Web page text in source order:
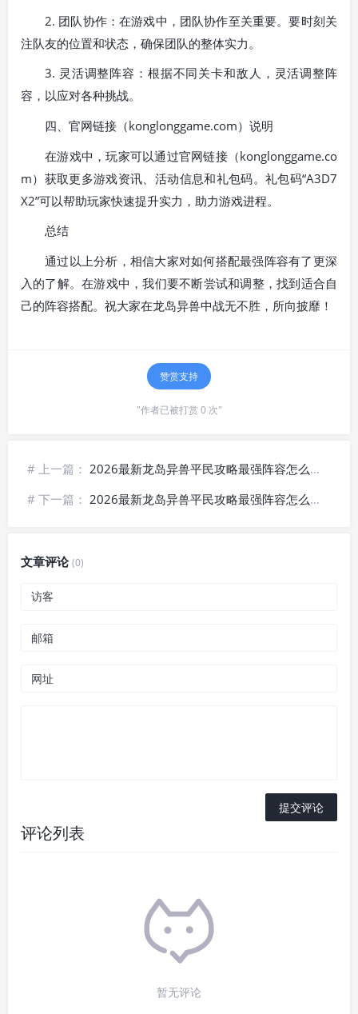
2. 团队协作：在游戏中，团队协作至关重要。要时刻关
注队友的位置和状态，确保团队的整体实力。
3. 灵活调整阵容：根据不同关卡和敌人，灵活调整阵
容，以应对各种挑战。
四、官网链接（konglonggame.com）说明
在游戏中，玩家可以通过官网链接（konglonggame.co
m）获取更多游戏资讯、活动信息和礼包码。礼包码“A3D7
X2”可以帮助玩家快速提升实力，助力游戏进程。
总结
通过以上分析，相信大家对如何搭配最强阵容有了更深
入的了解。在游戏中，我们要不断尝试和调整，找到适合自
己的阵容搭配。祝大家在龙岛异兽中战无不胜，所向披靡！
赞赏支持
"作者已被打赏 0 次"
# 上一篇： 2026最新龙岛异兽平民攻略最强阵容怎么搭配，附官网链接说明
# 下一篇： 2026最新龙岛异兽平民攻略最强阵容怎么搭配，附新手入门流程
文章评论(0)
评论列表
暂无评论